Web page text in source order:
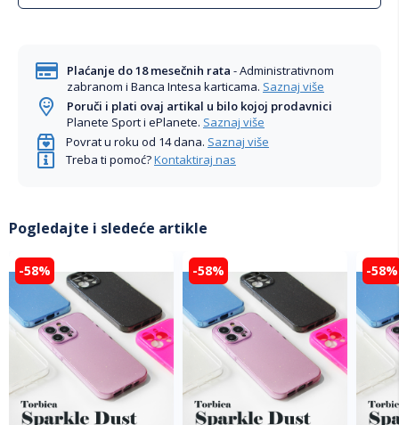
Plaćanje do 18 mesečnih rata - Administrativnom
zabranom i Banca Intesa karticama. Saznaj više
Poruči i plati ovaj artikal u bilo kojoj prodavnici
Planete Sport i ePlanete. Saznaj više
Povrat u roku od 14 dana. Saznaj više
Treba ti pomoć?Kontaktiraj nas
Pogledajte i sledeće artikle
-58% -58% -58%